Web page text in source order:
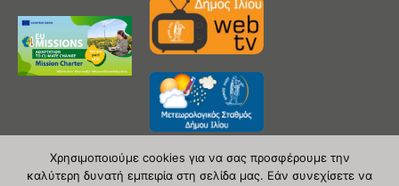
Χρησιμοποιούμε cookies για να σας προσφέρουμε την
καλύτερη δυνατή εμπειρία στη σελίδα μας. Εάν συνεχίσετε να